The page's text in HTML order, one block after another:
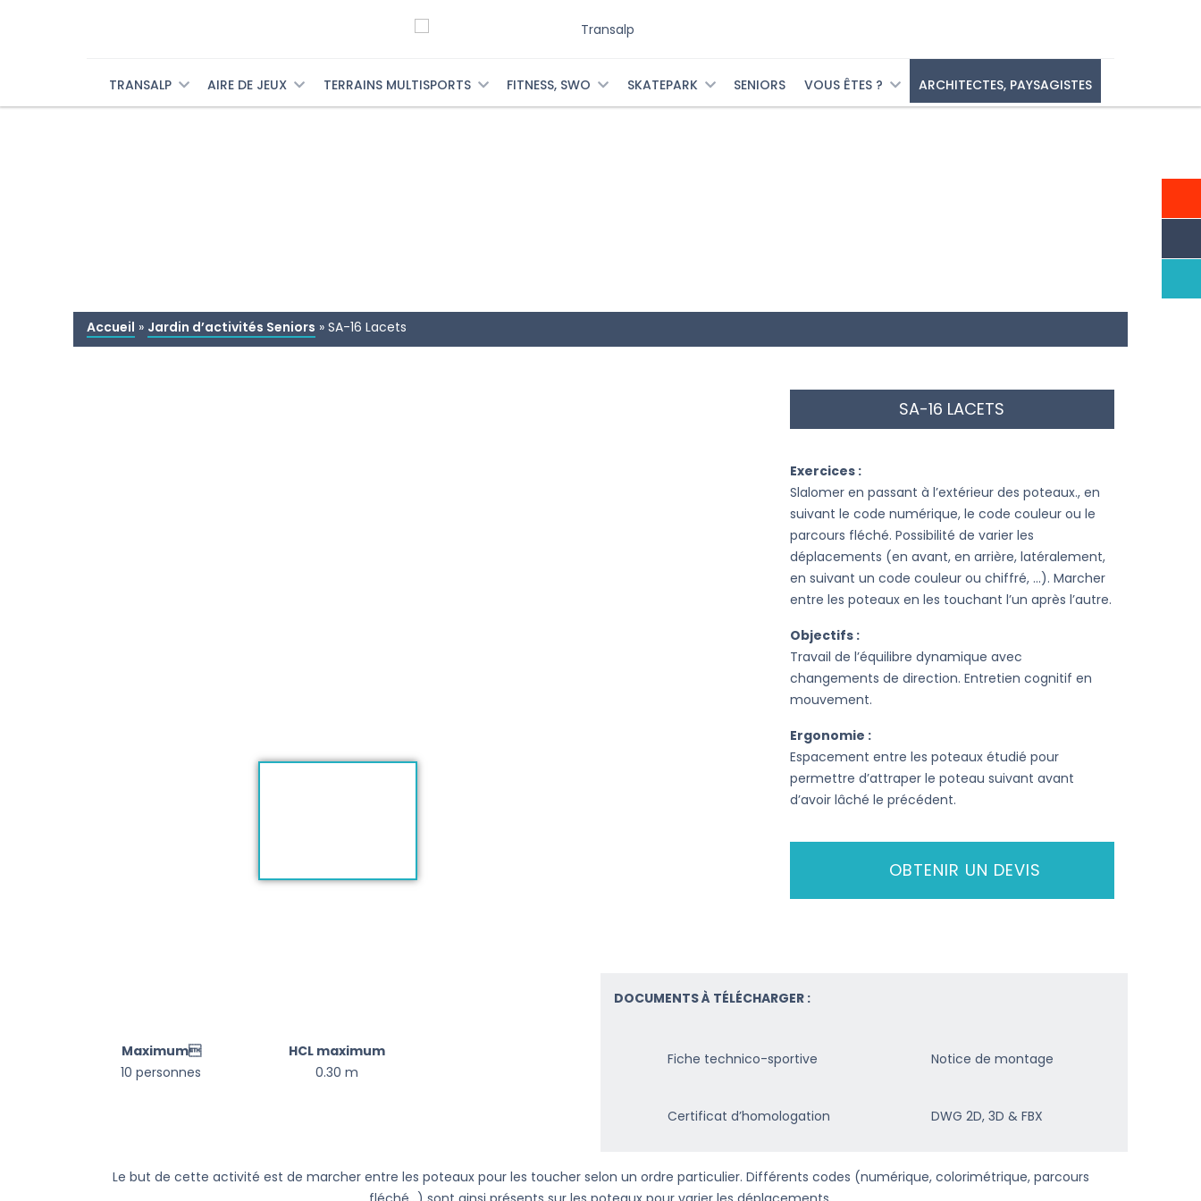
TRANSALP AIRE DE JEUX TERRAINS MULTISPORTS FITNESS, SWO SKATEPARK SENIORS VOUS ÊTES ? ARCHITECTES, PAYSAGISTES
Accueil » Jardin d’activités Seniors » SA-16 Lacets
SA-16 LACETS
Exercices :
Slalomer en passant à l’extérieur des poteaux., en
suivant le code numérique, le code couleur ou le
parcours fléché. Possibilité de varier les
déplacements (en avant, en arrière, latéralement,
en suivant un code couleur ou chiffré, …). Marcher
entre les poteaux en les touchant l’un après l’autre.
Objectifs :
Travail de l’équilibre dynamique avec
changements de direction. Entretien cognitif en
mouvement.
Ergonomie :
Espacement entre les poteaux étudié pour
permettre d’attraper le poteau suivant avant
d’avoir lâché le précédent.
OBTENIR UN DEVIS
Maximum
10 personnes
HCL maximum
0.30 m
DOCUMENTS À TÉLÉCHARGER :
Fiche technico-sportive
Certificat d’homologation
Notice de montage
DWG 2D, 3D & FBX
Le but de cette activité est de marcher entre les poteaux pour les toucher selon un ordre particulier. Différents codes (numérique, colorimétrique, parcours